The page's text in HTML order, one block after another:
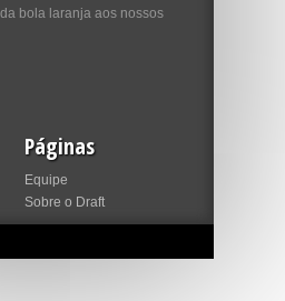
bola laranja aos nossos
Páginas
Equipe
Sobre o Draft